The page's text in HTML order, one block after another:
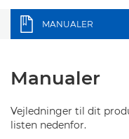
MANUALER
Manualer
Vejledninger til dit
listen nedenfor.